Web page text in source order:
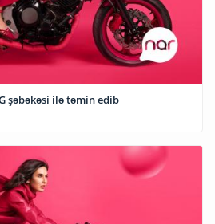
şəbəkəsi ilə təmin edib